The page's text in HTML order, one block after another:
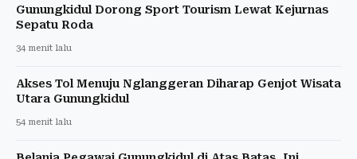
Gunungkidul Dorong Sport Tourism Lewat Kejurnas
Sepatu Roda
34 menit lalu
Akses Tol Menuju Nglanggeran Diharap Genjot Wisata
Utara Gunungkidul
54 menit lalu